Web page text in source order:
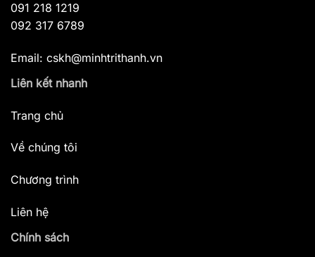
091 218 1219
092 317 6789
Email: cskh@minhtrithanh.vn
Liên kết nhanh
Trang chủ
Về chúng tôi
Chương trình
Liên hệ
Chính sách